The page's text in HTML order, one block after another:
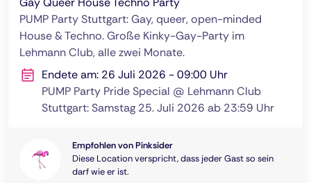
PUMP Party Stuttgart: Gay, queer, open-minded
House & Techno. Große Kinky-Gay-Party im
Lehmann Club, alle zwei Monate.
Endete am: 26 Juli 2026 - 09:00 Uhr
PUMP Party Pride Special @ Lehmann Club
Stuttgart: Samstag 25. Juli 2026 ab 23:59 Uhr
Empfohlen von Pinksider
Diese Location verspricht, dass jeder Gast so sein
darf wie er ist.